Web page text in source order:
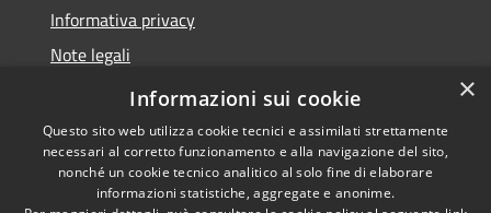
Informativa privacy
Note legali
Dichiarazione di accessibilità
Copyright © 2026 • Comune di
×
Informazioni sui cookie
Questo sito web utilizza cookie tecnici e assimilati strettamente
necessari al corretto funzionamento e alla navigazione del sito,
nonché un cookie tecnico analitico al solo fine di elaborare
informazioni statistiche, aggregate e anonime.